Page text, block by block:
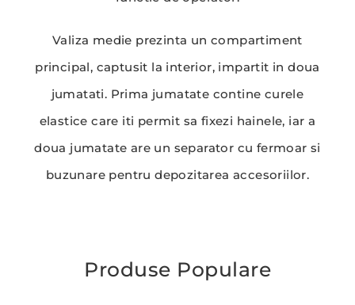
Valiza medie prezinta un compartiment
principal, captusit la interior, impartit in doua
jumatati. Prima jumatate contine curele
elastice care iti permit sa fixezi hainele, iar a
doua jumatate are un separator cu fermoar si
buzunare pentru depozitarea accesoriilor.
Produse Populare